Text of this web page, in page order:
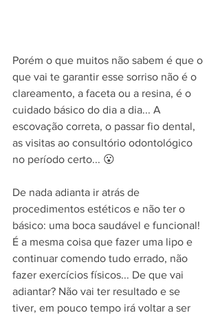
Porém o que muitos não sabem é que o
que vai te garantir esse sorriso não é o
clareamento, a faceta ou a resina, é o
cuidado básico do dia a dia... A
escovação correta, o passar fio dental,
as visitas ao consultório odontológico
no período certo... 😮
De nada adianta ir atrás de
procedimentos estéticos e não ter o
básico: uma boca saudável e funcional!
É a mesma coisa que fazer uma lipo e
continuar comendo tudo errado, não
fazer exercícios físicos... De que vai
adiantar? Não vai ter resultado e se
tiver, em pouco tempo irá voltar a ser